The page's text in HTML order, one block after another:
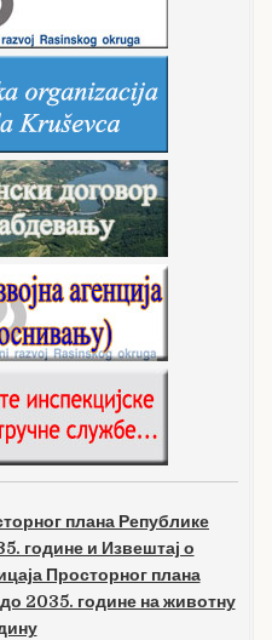
плана Републике
године и Извештај о
Просторног плана
2035. године на животну